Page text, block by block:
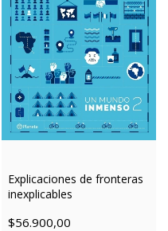
Explicaciones de fronteras
inexplicables
$56.900,00